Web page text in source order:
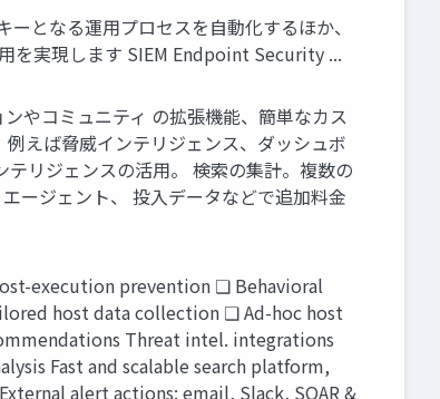
となる運⽤プロセスを⾃動化するほか、
を実現します SIEM Endpoint Security ...
やコミュニティ の拡張機能、簡単なカス
えば脅威インテリジェンス、ダッシュボ
リジェンスの活⽤。 検索の集計。複数の
ージェント、 投⼊データなどで追加料⾦
execution prevention ❏ Behavioral
host data collection ❏ Ad-hoc host
Threat intel. integrations
Fast and scalable search platform,
alert actions: email, Slack, SOAR &